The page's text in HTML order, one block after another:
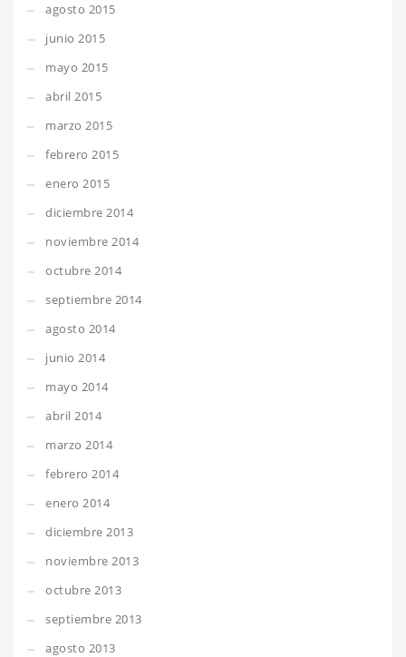
agosto 2015
junio 2015
mayo 2015
abril 2015
marzo 2015
febrero 2015
enero 2015
diciembre 2014
noviembre 2014
octubre 2014
septiembre 2014
agosto 2014
junio 2014
mayo 2014
abril 2014
marzo 2014
febrero 2014
enero 2014
diciembre 2013
noviembre 2013
octubre 2013
septiembre 2013
agosto 2013